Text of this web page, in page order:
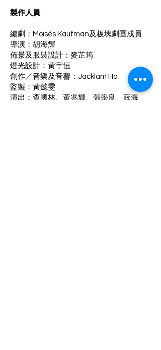
製作人員
編劇：Moisés Kaufman及板塊劇團成員
導演：胡海輝
佈景及服裝設計：麥芷筠
燈光設計：黃宇恒
創作／音樂及音響：Jacklam Ho
監製：黃懿雯
演出：查國林、黃兆輝、張學良、薛海